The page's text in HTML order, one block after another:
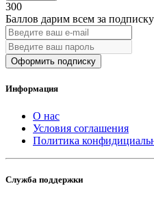
300
Баллов дарим всем за
Оформить подписку
Информация
О нас
Условия соглашения
Политика
Служба поддержки